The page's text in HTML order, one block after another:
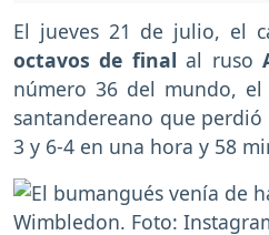
El jueves 21 de julio, el
octavos de final al ruso
número 36 del mundo,
santandereano que
3 y 6-4 en una hora y 58